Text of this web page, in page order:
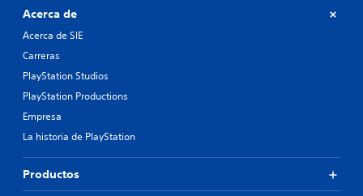
Acerca de
Acerca de SIE
Carreras
PlayStation Studios
PlayStation Productions
Empresa
La historia de PlayStation
Productos